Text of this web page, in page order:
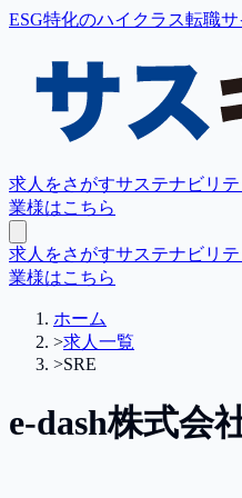
ESG特化のハイクラス転職サ
求人をさがすサステナビリ
業様はこちら
求人をさがすサステナビリ
業様はこちら
ホーム
>求人一覧
>SRE
e-dash株式会